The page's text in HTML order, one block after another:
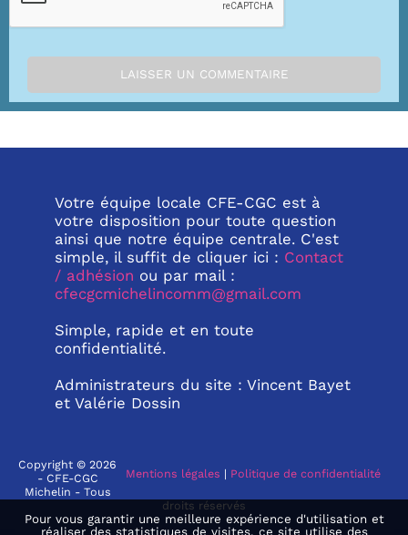
Votre équipe locale CFE-CGC est à
votre disposition pour toute question
ainsi que notre équipe centrale. C'est
simple, il suffit de cliquer ici : Contact
/ adhésion ou par mail :
cfecgcmichelincomm@gmail.com
Simple, rapide et en toute
confidentialité.
Administrateurs du site : Vincent Bayet
et Valérie Dossin
Mentions légales | Politique de confidentialité
Copyright © 2026
- CFE-CGC
Michelin - Tous
droits réservés
Pour vous garantir une meilleure expérience d'utilisation et
réaliser des statistiques de visites, ce site utilise des